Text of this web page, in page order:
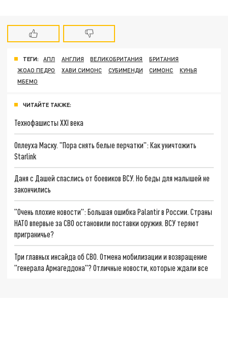
ТЕГИ: АПЛ АНГЛИЯ ВЕЛИКОБРИТАНИЯ
БРИТАНИЯ
ЖОАО ПЕДРО
ХАВИ СИМОНС СУБИМЕНДИ СИМОНС
КУНЬЯ
МБЕМО
ЧИТАЙТЕ ТАКЖЕ:
Технофашисты XXI века
Оплеуха Маску. "Пора снять белые перчатки": Как уничтожить
Starlink
Даня с Дашей спаслись от боевиков ВСУ. Но беды для малышей не
закончились
"Очень плохие новости": Большая ошибка Palantir в России. Страны
НАТО впервые за СВО остановили поставки оружия. ВСУ теряют
приграничье?
Три главных инсайда об СВО. Отмена мобилизации и возвращение
"генерала Армагеддона"? Отличные новости, которые ждали все